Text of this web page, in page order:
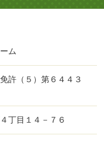
ム
許（５）第６４４３
丁目１４－７６